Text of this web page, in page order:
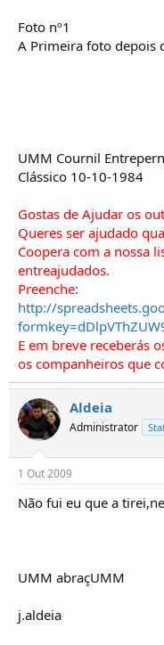
Foto nº1
A Primeira foto depois
UMM Cournil
Clássico 10-10-1984
Gostas de Ajudar os
Queres ser ajudado
Coopera com a nossa
entreajudados.
Preenche:
http://
E em breve receberás
os companheiros que
Aldeia
Administrator
1 Out 2009
Não fui eu que a
UMM abraçUMM
j.aldeia